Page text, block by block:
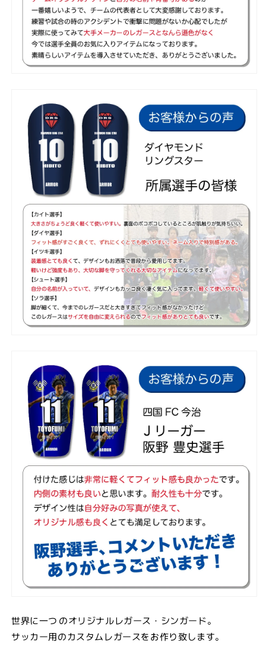
世界に一つ のオリジナルレガース・シンガード。
サッカー用のカスタムレガースをお作り致します。